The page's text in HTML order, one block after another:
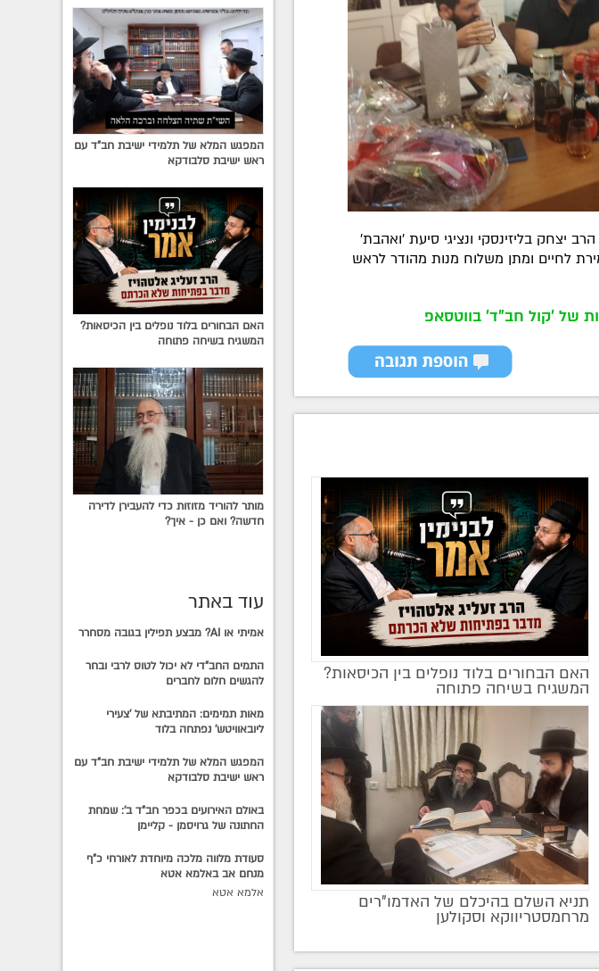
יצחק בליזינסקי ונציגי סיעת 'ואהבת'
לחיים ומתן משלוח מנות מהודר לראש
של 'קול חב"ד' בווטסאפ
מקודם
האם הבחורים בלוד נופלים בין הכיסאות?
המשגיח בשיחה פתוחה
תניא השלם בהיכלם של האדמו"רים
מרחמסטריווקא וסקולען
המפגש המלא של תלמידי ישיבת חב"ד עם
ראש ישיבת סלבודקא
האם הבחורים בלוד נופלים בין הכיסאות?
המשגיח בשיחה פתוחה
מותר להוריד מזוזות כדי להעבירן לדירה
חדשה? ואם כן - איך?
עוד באתר
אמיתי או AI? מבצע תפילין בגובה מסחרר
התמים החב"די לא יכול לטוס לרבי ובחר
להגשים חלום לחברים
מאות תמימים: המתיבתא של 'צעירי
ליובאוויטש' נפתחה בלוד
המפגש המלא של תלמידי ישיבת חב"ד עם
ראש ישיבת סלבודקא
באולם האירועים בכפר חב"ד ב': שמחת
החתונה של גרויסמן - קליימן
סעודת מלווה מלכה מיוחדת לאורחי כ"ף
מנחם אב באלמא אטא
אלמא אטא